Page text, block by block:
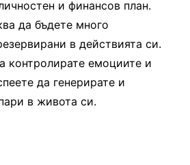
и финансов план.
да бъдете много
в действията си.
контролирате емоциите и
да генерирате и
в живота си.